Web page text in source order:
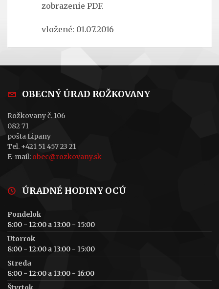
zobrazenie PDF.
vložené: 01.07.2016
OBECNÝ ÚRAD ROŽKOVANY
Rožkovany č. 106
082 71
pošta Lipany
Tel. +421 51 457 23 21
E-mail: obec@rozkovany.sk
ÚRADNÉ HODINY OCÚ
Pondelok
8:00 - 12:00 a 13:00 - 15:00
Utorrok
8:00 - 12:00 a 13:00 - 15:00
Streda
8:00 - 12:00 a 13:00 - 16:00